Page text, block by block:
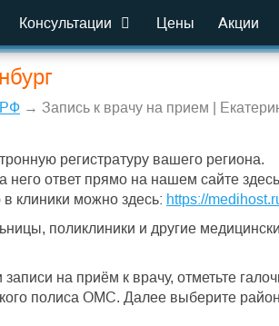
Консультации Цены Акции
РФ → Запись к врачу на прием |
регистратуру вашего региона.
него ответ прямо на нашем сайте
клиники можно здесь: https://
поликлиники и другие
на приём к врачу, отметьте
полиса ОМС. Далее выберите